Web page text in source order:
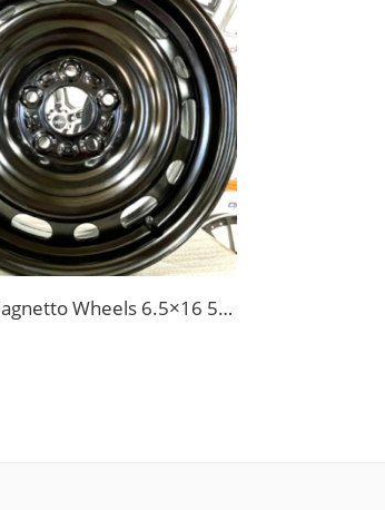
Jante otel Magnetto Wheels 6.5×16 5×114.3 Et 50 Suzuki Vitara, Vitara Hybrid, Grand Vitara, Swift Sport, SX4, SX4 S-Cross